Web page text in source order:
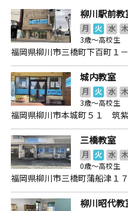
柳川駅前教
月 火 水 木
3歳～高校生
福岡県柳川市三橋町下百町１
城内教室
月 火 水 木
3歳～高校生
福岡県柳川市本城町５１ 筑
三橋教室
月 火 水 木
0歳～高校生
福岡県柳川市三橋町蒲船津１７
柳川昭代教